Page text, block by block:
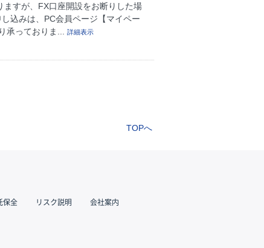
すが、FX口座開設をお断りした場
込みは、PC会員ページ【マイペー
承っておりま...
詳細表示
TOPへ
保全 リスク説明 会社案内